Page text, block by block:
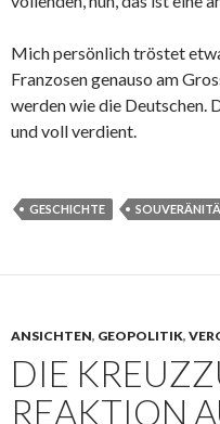
Mich persönlich tröstet
Franzosen genauso am
werden wie die Deutschen.
und voll verdient.
GESCHICHTE
ANSICHTEN, GEOPOLITIK,
DIE
REAKTION